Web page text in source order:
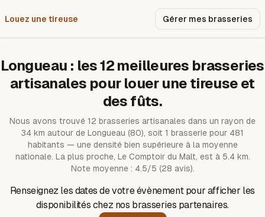
Louez une tireuse Gérer mes brasseries
Longueau : les12 meilleures brasseries
artisanales pour louer une tireuse et
des fûts.
Nous avons trouvé 12 brasseries artisanales dans un rayon de
34 km autour de Longueau (80), soit 1 brasserie pour 481
habitants — une densité bien supérieure à la moyenne
nationale. La plus proche, Le Comptoir du Malt, est à 5.4 km.
Note moyenne : 4.5/5 (28 avis).
Renseignez les dates de votre évènement pour afficher les
disponibilités chez nos brasseries partenaires.